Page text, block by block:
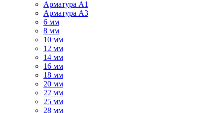
Арматура А1
Арматура А3
6 мм
8 мм
10 мм
12 мм
14 мм
16 мм
18 мм
20 мм
22 мм
25 мм
28 мм